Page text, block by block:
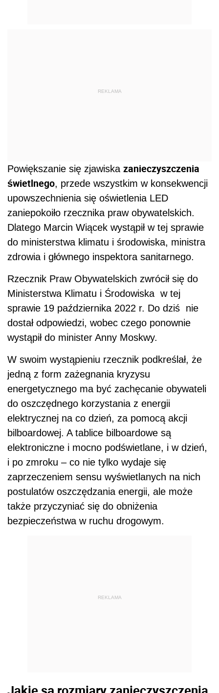
REKLAMA
Powiększanie się zjawiska zanieczyszczenia
świetlnego, przede wszystkim w konsekwencji
upowszechnienia się oświetlenia LED
zaniepokoiło rzecznika praw obywatelskich.
Dlatego Marcin Wiącek wystąpił w tej sprawie
do ministerstwa klimatu i środowiska, ministra
zdrowia i głównego inspektora sanitarnego.
Rzecznik Praw Obywatelskich zwrócił się do
Ministerstwa Klimatu i Środowiska w tej
sprawie 19 października 2022 r. Do dziś nie
dostał odpowiedzi, wobec czego ponownie
wystąpił do minister Anny Moskwy.
W swoim wystąpieniu rzecznik podkreślał, że
jedną z form zażegnania kryzysu
energetycznego ma być zachęcanie obywateli
do oszczędnego korzystania z energii
elektrycznej na co dzień, za pomocą akcji
bilboardowej. A tablice bilboardowe są
elektroniczne i mocno podświetlane, i w dzień,
i po zmroku – co nie tylko wydaje się
zaprzeczeniem sensu wyświetlanych na nich
postulatów oszczędzania energii, ale może
także przyczyniać się do obniżenia
bezpieczeństwa w ruchu drogowym.
REKLAMA